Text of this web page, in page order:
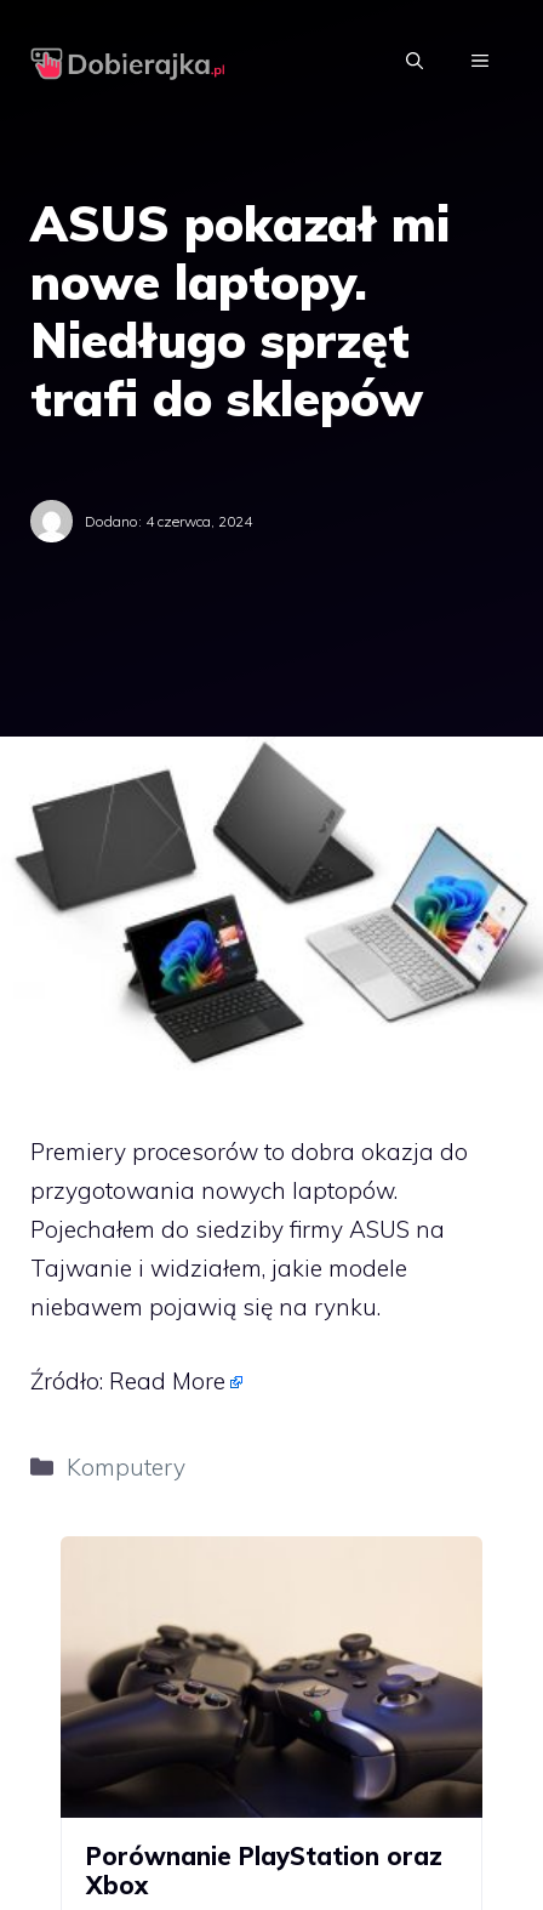
MENU
ASUS pokazał mi
nowe laptopy.
Niedługo sprzęt
trafi do sklepów
Dodano: 4 czerwca, 2024
Premiery procesorów to dobra okazja do
przygotowania nowych laptopów.
Pojechałem do siedziby firmy ASUS na
Tajwanie i widziałem, jakie modele
niebawem pojawią się na rynku.
Źródło: Read More
Kategorie
Komputery
Porównanie PlayStation oraz
Xbox